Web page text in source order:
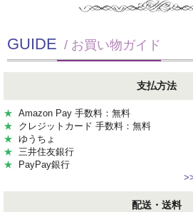
GUIDE / お買い物ガイド
支払方法
★ Amazon Pay 手数料：無料
★ クレジットカード 手数料：無料
★ ゆうちょ
★ 三井住友銀行
★ PayPay銀行
配送・送料